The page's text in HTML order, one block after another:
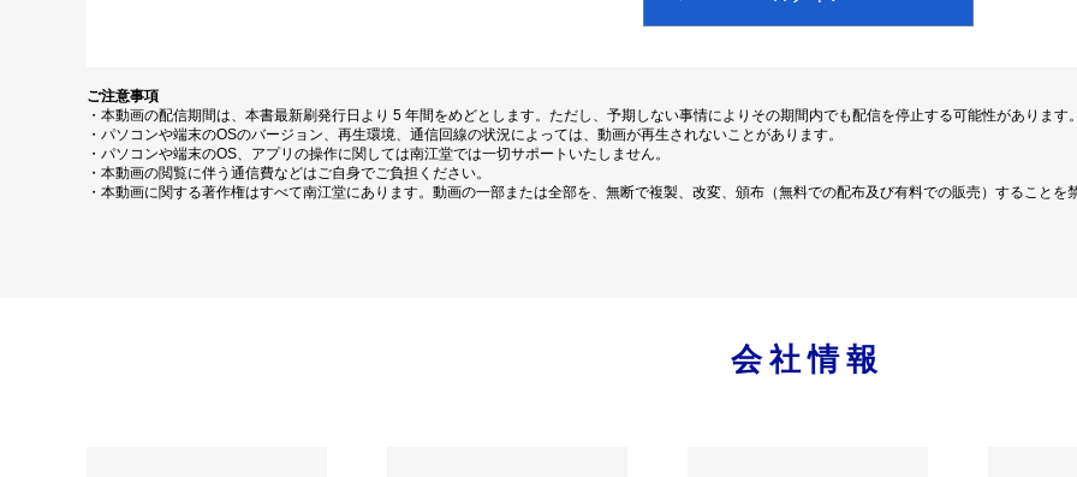
ご注意事項
・本動画の配信期間は、本書最新刷発行日より 5 年間をめどとします。ただし、予期しない事情によりその期間内でも配信を停止する可能性があります。
・パソコンや端末のOSのバージョン、再生環境、通信回線の状況によっては、動画が再生されないことがあります。
・パソコンや端末のOS、アプリの操作に関しては南江堂では一切サポートいたしません。
・本動画の閲覧に伴う通信費などはご自身でご負担ください。
・本動画に関する著作権はすべて南江堂にあります。動画の一部または全部を、無断で複製、改変、頒布（無料での配布及び有料での販売）することを
会社情報